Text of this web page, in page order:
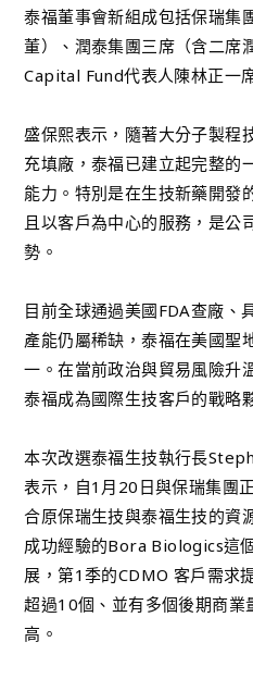
泰福董事會新組成包括保瑞集
董）、潤泰集團三席（含二席
Capital Fund代表人陳林正一
盛保熙表示，隨著大分子製程
充填廠，泰福已建立起完整
能力。特別是在生技新藥開發
且以客戶為中心的服務，是公
勢。
目前全球通過美國FDA查廠、
產能仍屬稀缺，泰福在美國聖
一。在當前政治與貿易風險升
泰福成為國際生技客戶的戰略
本次改選泰福生技執行長
表示，自1月20日與保瑞集團
合原保瑞生技與泰福生技的資
成功經驗的Bora Biologics這
展，第1季的CDMO 客戶需
超過10個、並有多個後期商業
高。